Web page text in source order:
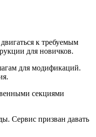
к требуемым
для новичков.
для модификаций.
секциями
Сервис призван давать